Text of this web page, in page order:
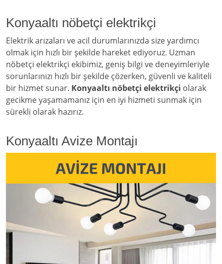
Konyaaltı nöbetçi elektrikçi
Elektrik arızaları ve acil durumlarınızda size yardımcı
olmak için hızlı bir şekilde hareket ediyoruz. Uzman
nöbetçi elektrikçi ekibimiz, geniş bilgi ve deneyimleriyle
sorunlarınızı hızlı bir şekilde çözerken, güvenli ve kaliteli
bir hizmet sunar. Konyaaltı nöbetçi elektrikçi olarak
gecikme yaşamamanız için en iyi hizmeti sunmak için
sürekli olarak hazırız.
Konyaaltı Avize Montajı